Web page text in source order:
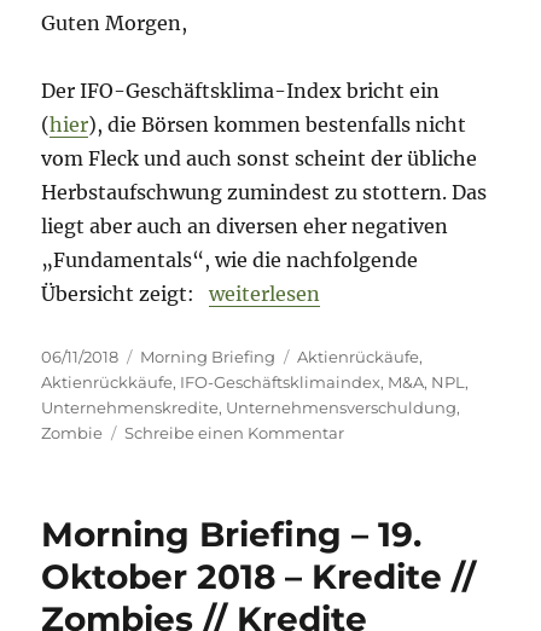
Guten Morgen,
Der IFO-Geschäftsklima-Index bricht ein
(hier), die Börsen kommen bestenfalls nicht
vom Fleck und auch sonst scheint der übliche
Herbstaufschwung zumindest zu stottern. Das
liegt aber auch an diversen eher negativen
„Fundamentals“, wie die nachfolgende
Übersicht zeigt:„Morning Briefing 6. November
weiterlesen
Veröffentlicht
am
06/11/2018 Kategorien
Morning Briefing Schlagwörter
Aktienrückäufe,
Aktienrückkäufe, IFO-Geschäftsklimaindex, M&A, NPL ,
Unternehmenskredite, Unternehmensverschuldung,
Zombie
Schreibe einen Kommentarzu
November
–
M&A
Morning Briefing – 19.
Oktober 2018 – Kredite //
Zombies // Kredite